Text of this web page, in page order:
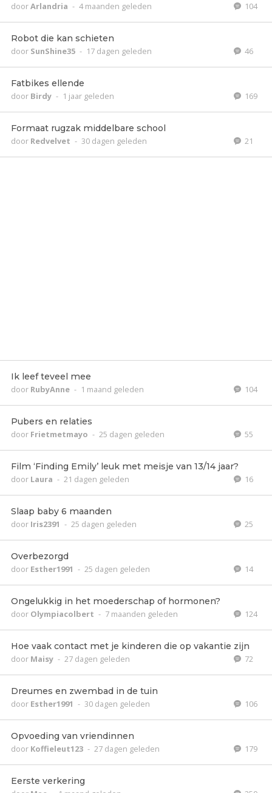
doorArlandria - 4 maanden geleden 104
Robot die kan schieten
door SunShine35 - 17 dagen geleden 46
Fatbikes ellende
door Birdy - 1 jaar geleden 169
Formaat rugzak middelbare school
door Redvelvet - 30 dagen geleden 21
Ik leef teveel mee
door RubyAnne - 1 maand geleden 104
Pubers en relaties
door Frietmetmayo - 25 dagen geleden 55
Film ‘Finding Emily’ leuk met meisje van 13/14 jaar?
door Laura - 21 dagen geleden 16
Slaap baby 6 maanden
door Iris2391 - 25 dagen geleden 25
Overbezorgd
door Esther1991 - 25 dagen geleden 14
Ongelukkig in het moederschap of hormonen?
door Olympiacolbert - 7 maanden geleden 124
Hoe vaak contact met je kinderen die op vakantie zijn
door Maisy - 27 dagen geleden 72
Dreumes en zwembad in de tuin
door Esther1991 - 30 dagen geleden 106
Opvoeding van vriendinnen
door Koffieleut123 - 27 dagen geleden 179
Eerste verkering